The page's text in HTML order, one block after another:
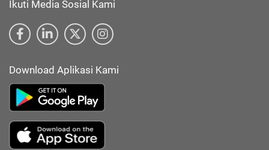
Ikuti Media Sosial Kami
Download Aplikasi Kami